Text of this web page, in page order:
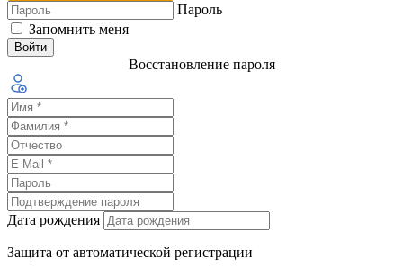
Пароль
Запомнить меня
Восстановление пароля
Дата рождения
Защита от автоматической регистрации